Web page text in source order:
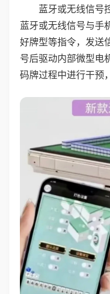
蓝牙或无线信号
蓝牙或无线信号与手
好牌型等指令，发送
号后驱动内部微型电
码牌过程中进行干预